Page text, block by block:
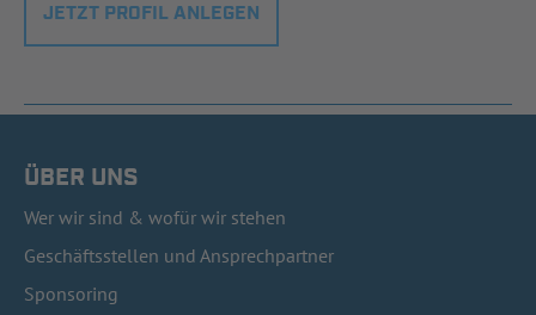
JETZT PROFIL ANLEGEN
ÜBER UNS
Wer wir sind & wofür wir stehen
Geschäftsstellen und Ansprechpartner
Sponsoring